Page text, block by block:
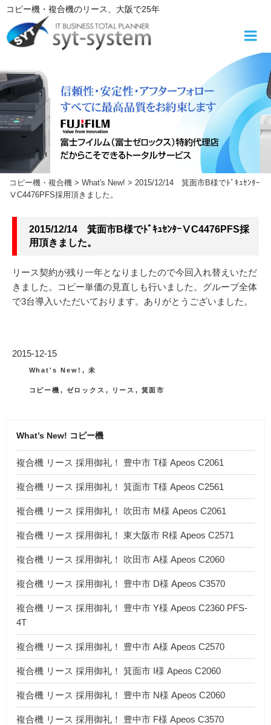
コ
テ
へ
ス
キ
ッ
コピー機・複合機のリース 、大阪で25年
コピー機・複合機 > What's New! > 2015/12/14 箕面市B様でﾄﾞｷｭｾﾝﾀｰ
ⅤC4476PFS採用頂きました。
2015/12/14 箕面市B様でﾄﾞｷｭｾﾝﾀｰⅤC4476PFS採
用頂きました。
リース契約が残り一年となりましたので今回入れ替えいただ
きました。コピー単価の見直しも行いました。グループ全体
で3台導入いただいております。ありがとうございました。
投
2015-12-15
カ
ゴ
What's New! , 未
タ
コピー機 , ゼロックス , リース , 箕面市
What’s New! コピー機
複合機 リース 採用御礼！ 豊中市 T様 Apeos C2061
複合機 リース 採用御礼！ 箕面市 T様 Apeos C2561
複合機 リース 採用御礼！ 吹田市 M様 Apeos C2061
複合機 リース 採用御礼！ 東大阪市 R様 Apeos C2571
複合機 リース 採用御礼！ 吹田市 A様 Apeos C2060
複合機 リース 採用御礼！ 豊中市 D様 Apeos C3570
複合機 リース 採用御礼！ 豊中市 Y様 Apeos C2360 PFS-
4T
複合機 リース 採用御礼！ 豊中市 A様 Apeos C2570
複合機 リース 採用御礼！ 箕面市 I様 Apeos C2060
複合機 リース 採用御礼！ 豊中市 N様 Apeos C2060
複合機 リース 採用御礼！ 豊中市 F様 Apeos C3570